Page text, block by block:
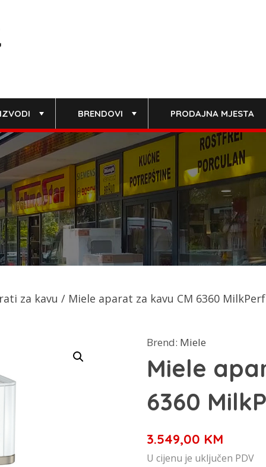
BRENDOVI PRODAJNA MJESTA
za kavu / Miele aparat za kavu CM 6360
Brend: Miele
Miele
6360
3.549,00 KM
U cijenu je uključen PDV